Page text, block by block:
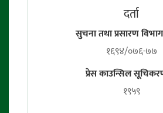
दर्ता
सुचना तथा प्रसारण विभाग
१६९४/०७६-७७
प्रेस काउन्सिल
१९५९